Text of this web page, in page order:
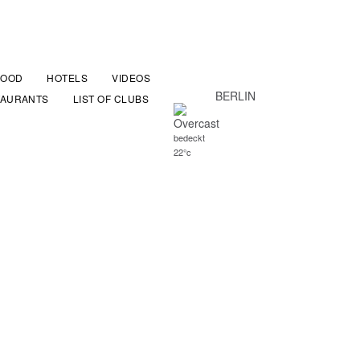
BERLIN
bedeckt
22°c
HOTELS
VIDEOS
LIST OF CLUBS